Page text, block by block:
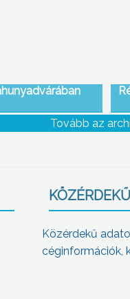
Tovább az
Közérdekű
céginformációk,